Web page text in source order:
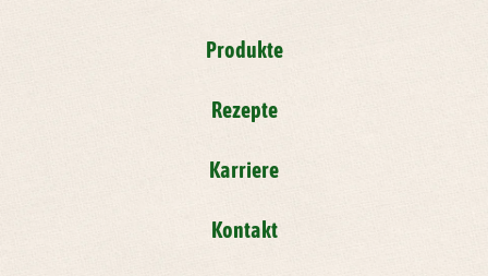
Produkte
Rezepte
Karriere
Kontakt